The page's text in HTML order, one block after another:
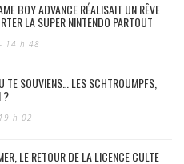
BOY ADVANCE RÉALISAIT UN RÊVE
LA SUPER NINTENDO PARTOUT
14 h 48
TE SOUVIENS… LES SCHTROUMPFS,
?
h 02
LE RETOUR DE LA LICENCE CULTE